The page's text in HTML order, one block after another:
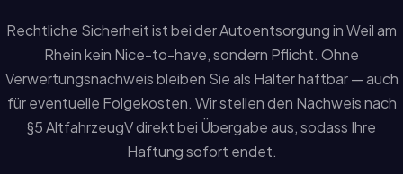
Rechtliche Sicherheit ist bei der Autoentsorgung in Weil am
Rhein kein Nice-to-have, sondern Pflicht. Ohne
Verwertungsnachweis bleiben Sie als Halter haftbar — auch
für eventuelle Folgekosten. Wir stellen den Nachweis nach
§5 AltfahrzeugV direkt bei Übergabe aus, sodass Ihre
Haftung sofort endet.